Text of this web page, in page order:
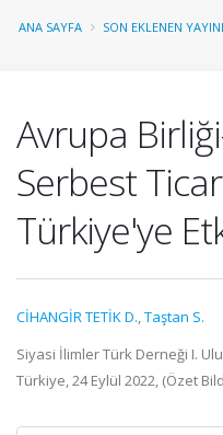
ANA SAYFA SON EKLENEN
Avrupa
Serbest
Türkiye'ye
CİHANGİR TETİK D.,Taştan S.
Siyasi İlimler Türk Derneği I.
Türkiye, 24 Eylül 2022, (Özet